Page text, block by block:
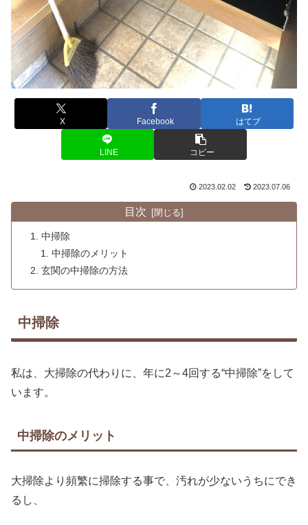
X Facebook はてブ
LINE コピー
2023.02.02 2023.07.06
目次
中掃除
中掃除のメリット
玄関の中掃除の方法
中掃除
私は、大掃除の代わりに、年に2～4回する“中掃除”をして
います。
中掃除のメリット
大掃除より頻繁に掃除する事で、汚れが少ないうちにでき
るし、